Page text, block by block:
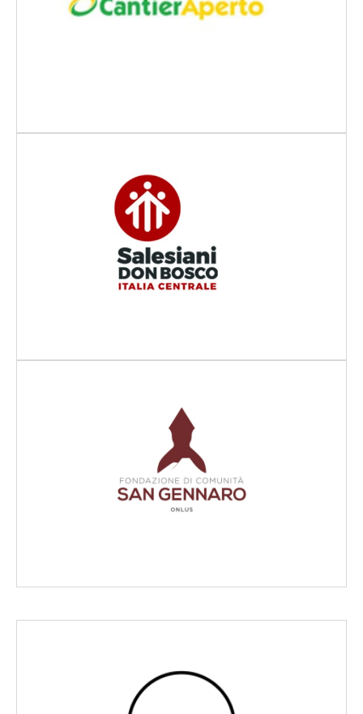
Scopri di più
Scopri di più
Scopri di più